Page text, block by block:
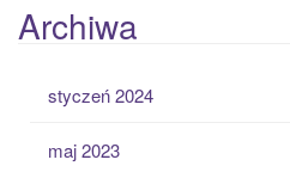
Archiwa
styczeń 2024
maj 2023